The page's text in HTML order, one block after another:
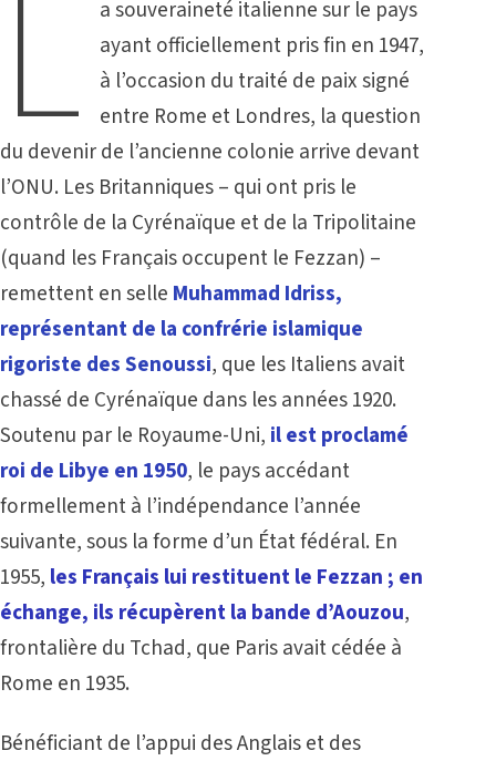
L
a souveraineté italienne sur le pays
ayant officiellement pris fin en 1947,
à l’occasion du traité de paix signé
entre Rome et Londres, la question
du devenir de l’ancienne colonie arrive devant
l’ONU. Les Britanniques – qui ont pris le
contrôle de la Cyrénaïque et de la Tripolitaine
(quand les Français occupent le Fezzan) –
remettent en selle Muhammad Idriss,
représentant de la confrérie islamique
rigoriste des Senoussi, que les Italiens avait
chassé de Cyrénaïque dans les années 1920.
Soutenu par le Royaume-Uni, il est proclamé
roi de Libye en 1950, le pays accédant
formellement à l’indépendance l’année
suivante, sous la forme d’un État fédéral. En
1955, les Français lui restituent le Fezzan ; en
échange, ils récupèrent la bande d’Aouzou,
frontalière du Tchad, que Paris avait cédée à
Rome en 1935.
Bénéficiant de l’appui des Anglais et des